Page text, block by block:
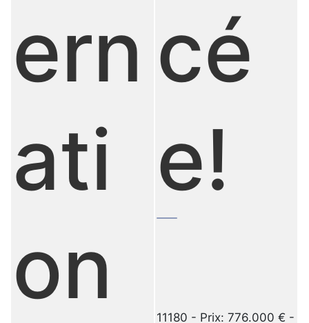
ern
ati
on
cé
e!
11180 - Prix: 776.000 € -